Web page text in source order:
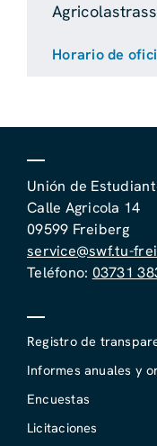
Horario de
Unión de
Calle Agricola 14
09599 Freiberg
service@swf.tu-
Teléfono: 03731
Registro de
Informes anuales y
Encuestas
Licitaciones